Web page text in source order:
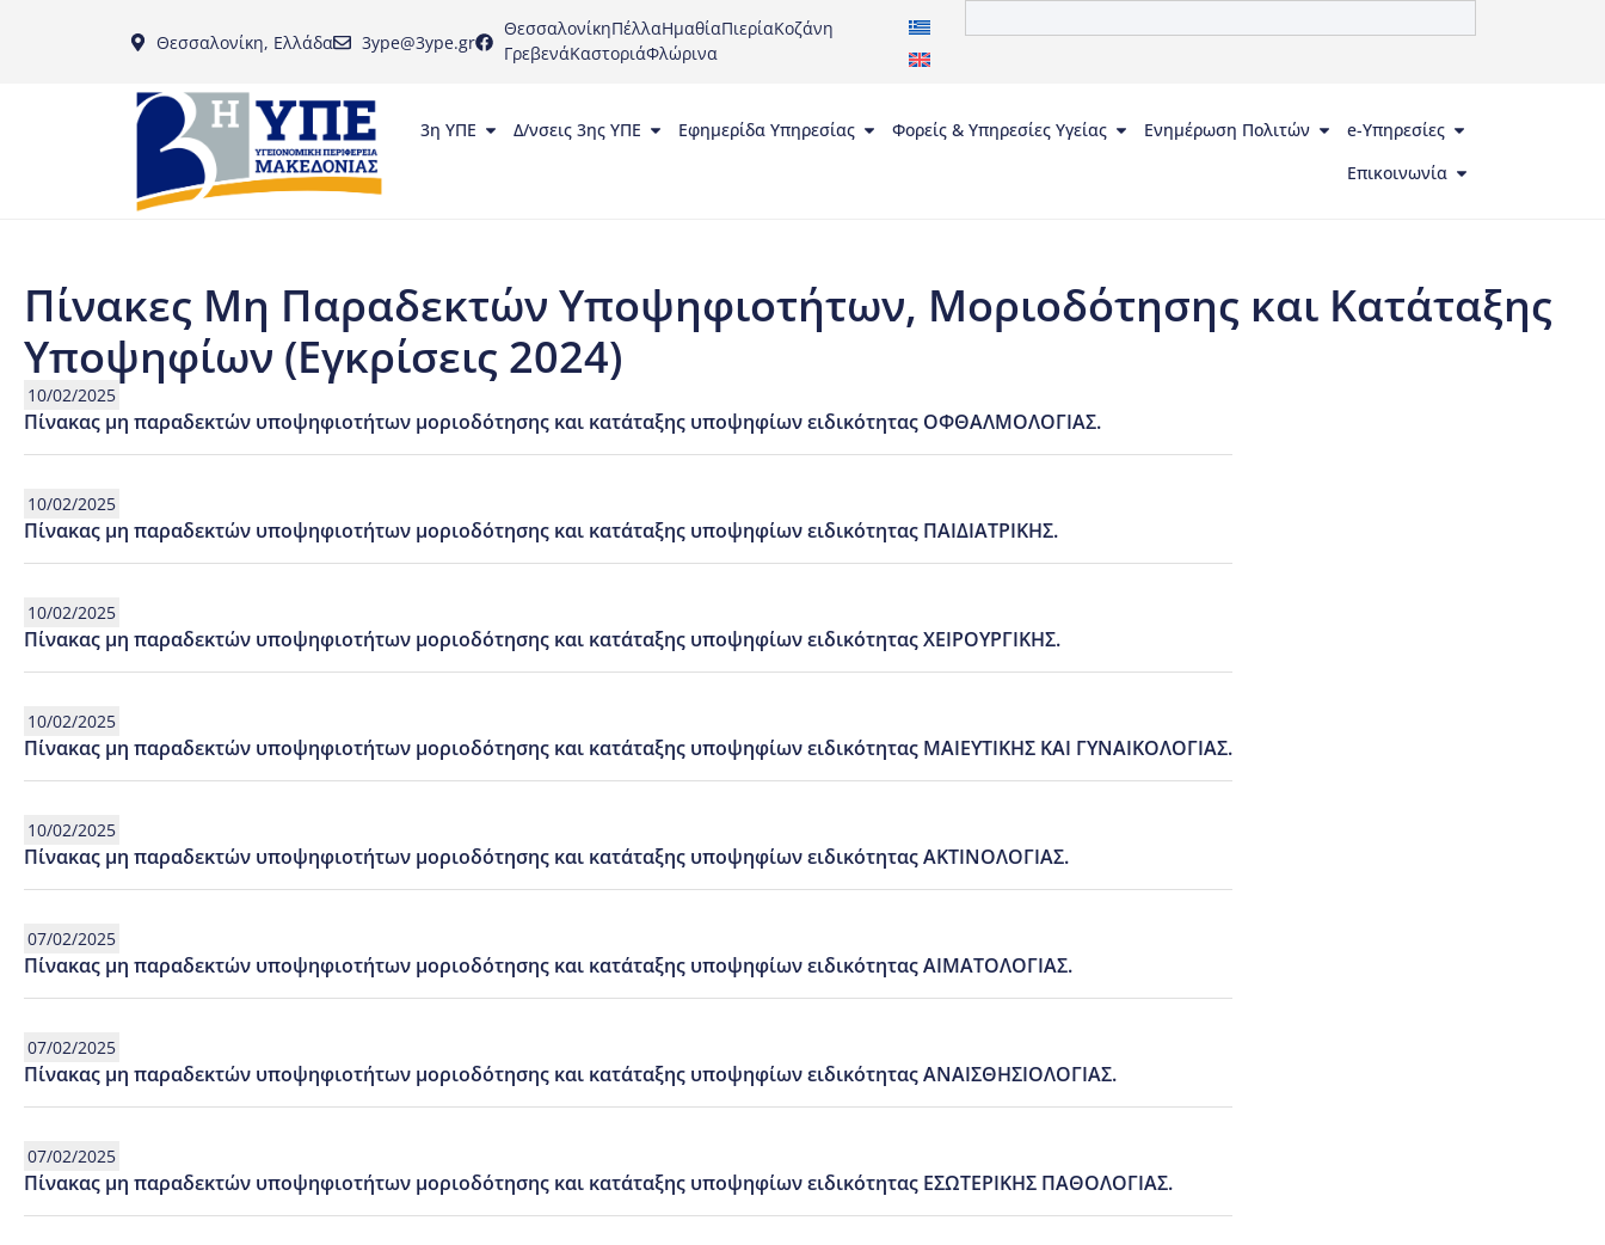
Θεσσαλονίκη, Ελλάδα 3ype@3ype.gr
ΘεσσαλονίκηΠέλλαΗμαθίαΠιερίαΚοζάνη
ΓρεβενάΚαστοριάΦλώρινα
3η ΥΠΕ Δ/νσεις 3ης ΥΠΕ Εφημερίδα Υπηρεσίας Φορείς & Υπηρεσίες Υγείας Ενημέρωση Πολιτών
e-Υπηρεσίες
Επικοινωνία
Πίνακες Μη Παραδεκτών Υποψηφιοτήτων, Μοριοδότησης και Κατάταξης
Υποψηφίων (Εγκρίσεις 2024)
10/02/2025
Πίνακας μη παραδεκτών υποψηφιοτήτων μοριοδότησης και κατάταξης υποψηφίων ειδικότητας ΟΦΘΑΛΜΟΛΟΓΙΑΣ.
10/02/2025
Πίνακας μη παραδεκτών υποψηφιοτήτων μοριοδότησης και κατάταξης υποψηφίων ειδικότητας ΠΑΙΔΙΑΤΡΙΚΗΣ.
10/02/2025
Πίνακας μη παραδεκτών υποψηφιοτήτων μοριοδότησης και κατάταξης υποψηφίων ειδικότητας ΧΕΙΡΟΥΡΓΙΚΗΣ.
10/02/2025
Πίνακας μη παραδεκτών υποψηφιοτήτων μοριοδότησης και κατάταξης υποψηφίων ειδικότητας ΜΑΙΕΥΤΙΚΗΣ ΚΑΙ ΓΥΝΑΙΚΟΛΟΓΙΑΣ.
10/02/2025
Πίνακας μη παραδεκτών υποψηφιοτήτων μοριοδότησης και κατάταξης υποψηφίων ειδικότητας ΑΚΤΙΝΟΛΟΓΙΑΣ.
07/02/2025
Πίνακας μη παραδεκτών υποψηφιοτήτων μοριοδότησης και κατάταξης υποψηφίων ειδικότητας ΑΙΜΑΤΟΛΟΓΙΑΣ.
07/02/2025
Πίνακας μη παραδεκτών υποψηφιοτήτων μοριοδότησης και κατάταξης υποψηφίων ειδικότητας ΑΝΑΙΣΘΗΣΙΟΛΟΓΙΑΣ.
07/02/2025
Πίνακας μη παραδεκτών υποψηφιοτήτων μοριοδότησης και κατάταξης υποψηφίων ειδικότητας ΕΣΩΤΕΡΙΚΗΣ ΠΑΘΟΛΟΓΙΑΣ.